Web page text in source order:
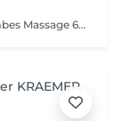
Massage 30 min : dos et bras ou Massage jambes Massage 60 min dos, bras, jambes *Durée incluant préparation du client et fin de séance ( 10/15 min)*